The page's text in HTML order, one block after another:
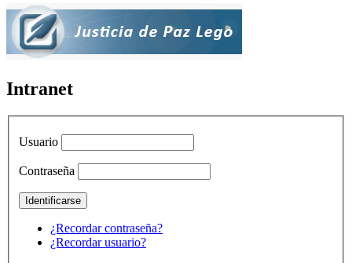
Intranet
Usuario
Contraseña
¿Recordar contraseña?
¿Recordar usuario?